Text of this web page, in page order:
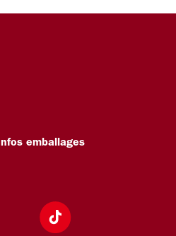
Infos emballages